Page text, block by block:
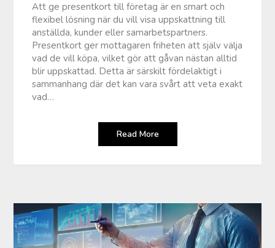
Att ge presentkort till företag är en smart och
flexibel lösning när du vill visa uppskattning till
anställda, kunder eller samarbetspartners.
Presentkort ger mottagaren friheten att själv välja
vad de vill köpa, vilket gör att gåvan nästan alltid
blir uppskattad. Detta är särskilt fördelaktigt i
sammanhang där det kan vara svårt att veta exakt
vad…
Read More